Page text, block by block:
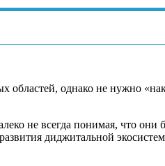
однако не нужно
не всегда понимая, что они
диджитальной